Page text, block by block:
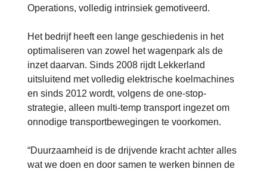
Operations, volledig intrinsiek gemotiveerd.
Het bedrijf heeft een lange geschiedenis in het
optimaliseren van zowel het wagenpark als de
inzet daarvan. Sinds 2008 rijdt Lekkerland
uitsluitend met volledig elektrische koelmachines
en sinds 2012 wordt, volgens de one-stop-
strategie, alleen multi-temp transport ingezet om
onnodige transportbewegingen te voorkomen.
“Duurzaamheid is de drijvende kracht achter alles
wat we doen en door samen te werken binnen de